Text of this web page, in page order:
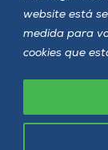
website está
medida para
cookies que